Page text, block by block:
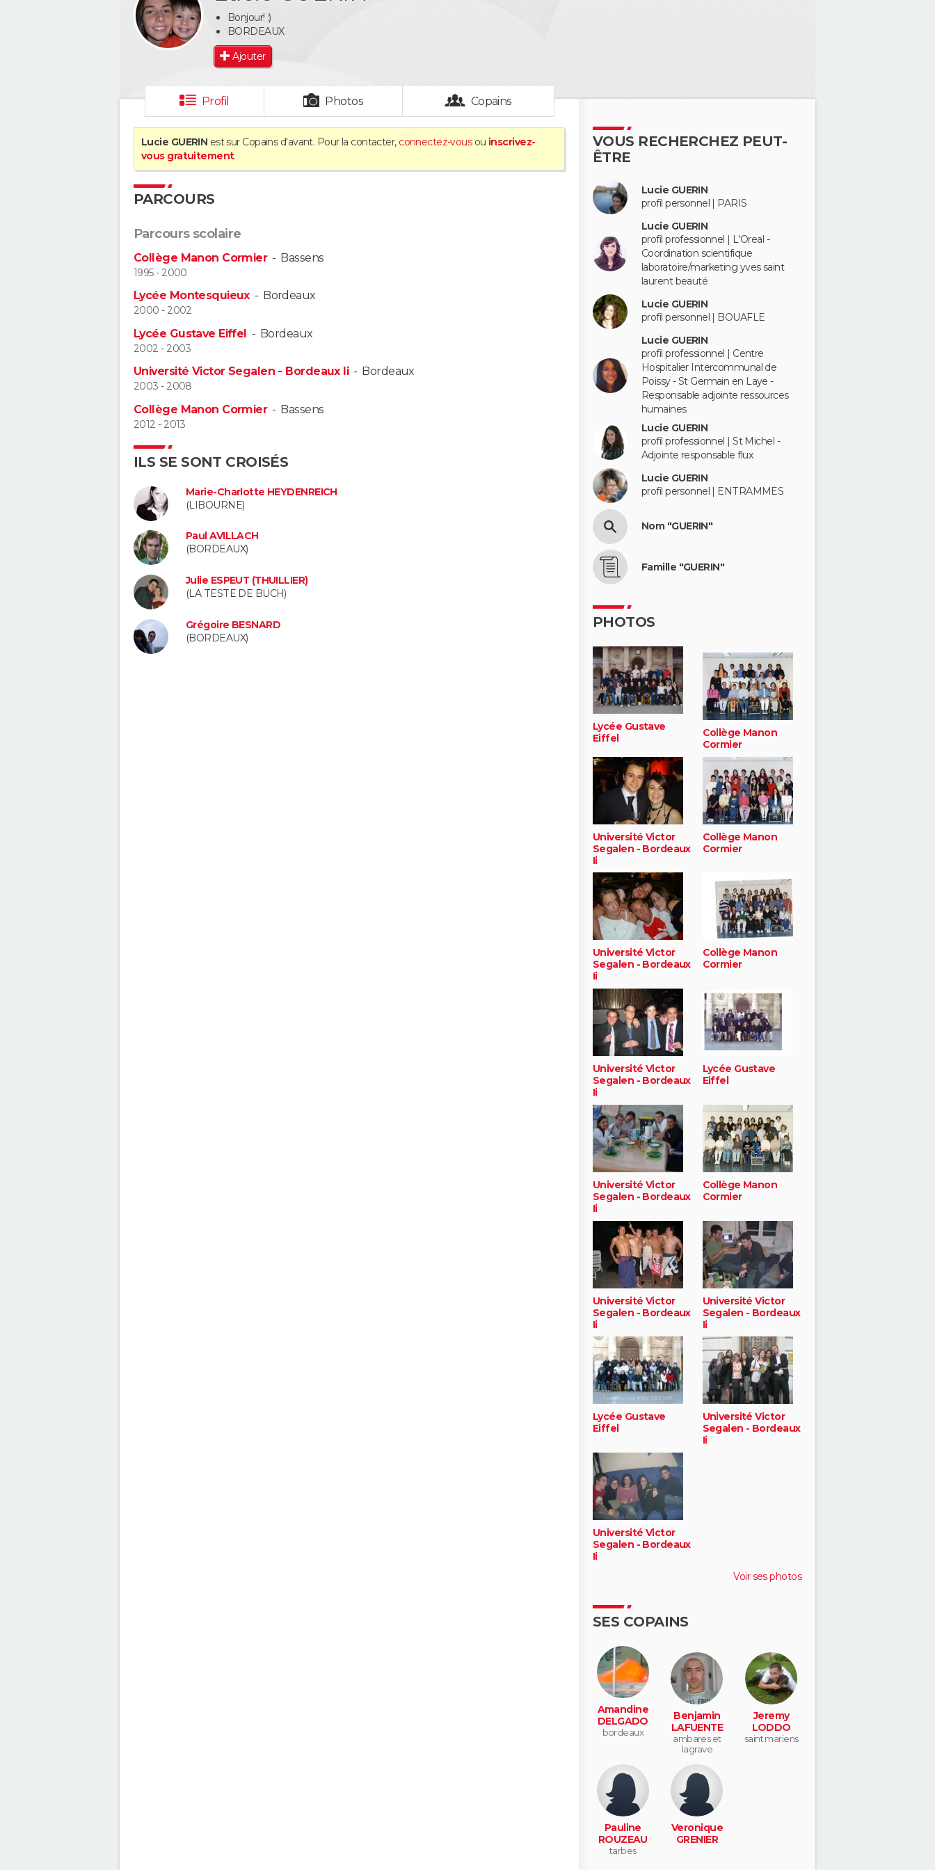
Bonjour! :)
BORDEAUX
Ajouter
Profil Photos Copains
Lucie GUERIN est sur Copains d'avant. Pour la contacter, connectez-vousou inscrivez-
vous gratuitement.
PARCOURS
Parcours scolaire
Collège Manon Cormier- Bassens
1995 - 2000
Lycée Montesquieux- Bordeaux
2000 - 2002
Lycée Gustave Eiffel - Bordeaux
2002 - 2003
Université Victor Segalen - Bordeaux Ii- Bordeaux
2003 - 2008
Collège Manon Cormier- Bassens
2012 - 2013
ILS SE SONT CROISÉS
Marie-Charlotte HEYDENREICH
(LIBOURNE)
Paul AVILLACH
(BORDEAUX)
Julie ESPEUT (THUILLIER)
(LA TESTE DE BUCH)
Grégoire BESNARD
(BORDEAUX)
VOUS RECHERCHEZ PEUT-
ÊTRE
Lucie GUERIN
profil personnel | PARIS
Lucie GUERIN
profil professionnel | L'Oreal -
Coordination scientifique
laboratoire/marketing yves saint
laurent beauté
Lucie GUERIN
profil personnel | BOUAFLE
Lucie GUERIN
profil professionnel | Centre
Hospitalier Intercommunal de
Poissy - St Germain en Laye -
Responsable adjointe ressources
humaines
Lucie GUERIN
profil professionnel | St Michel -
Adjointe responsable flux
Lucie GUERIN
profil personnel | ENTRAMMES
Nom "GUERIN"
Famille "GUERIN"
PHOTOS
Lycée Gustave
Eiffel
Collège Manon
Cormier
Université Victor
Segalen - Bordeaux
Ii
Collège Manon
Cormier
Université Victor
Segalen - Bordeaux
Ii
Collège Manon
Cormier
Université Victor
Segalen - Bordeaux
Ii
Lycée Gustave
Eiffel
Université Victor
Segalen - Bordeaux
Ii
Collège Manon
Cormier
Université Victor
Segalen - Bordeaux
Ii
Université Victor
Segalen - Bordeaux
Ii
Lycée Gustave
Eiffel
Université Victor
Segalen - Bordeaux
Ii
Université Victor
Segalen - Bordeaux
Ii
Voir ses photos
SES COPAINS
Amandine
DELGADO
bordeaux
Benjamin
LAFUENTE
ambares et
lagrave
Jeremy
LODDO
saint mariens
Pauline
ROUZEAU
tarbes
Veronique
GRENIER